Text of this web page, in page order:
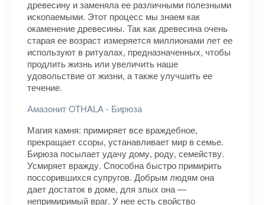
древесину и заменяла ее различными полезными
ископаемыми. Этот процесс мы знаем как
окаменение древесины. Так как древесина очень
старая ее возраст измеряется миллионами лет ее
используют в ритуалах, предназначенных, чтобы
продлить жизнь или увеличить наше
удовольствие от жизни, а также улучшить ее
течение.
Амазонит OTHALA - Бирюза
Магия камня: примиряет все враждебное,
прекращает ссоры, устанавливает мир в семье.
Бирюза посылает удачу дому, роду, семейству.
Усмиряет вражду. Способна быстро примирить
поссорившихся супругов. Добрым людям она
дает достаток в доме, для злых она —
непримиримый враг. У нее есть свойство